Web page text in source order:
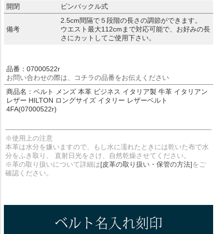
開閉
ピンバックル式
備考
2.5cm間隔で５段階の長さの調節ができます。
ウエスト最大112cmまで対応可能で、お好みの長
さにカットしてご使用下さい。
品番：07000522r
お問い合わせの際は、コチラの品番をお伝えください
商品名：ベルト メンズ 本革 ビジネス イタリア製 牛革 イタリアン
レザー HILTON ロングサイズ イタリー レザーベルト
4FA(07000522r)
※使用上の注意
本革は水分を嫌いますので、もし水に濡れたときには乾いた布で水
分をふき取り、 直射日光をさけ、自然乾燥させてください。
※革の取り扱いについて詳細は[皮革の取り扱い・保管の方法]をご
確認ください。